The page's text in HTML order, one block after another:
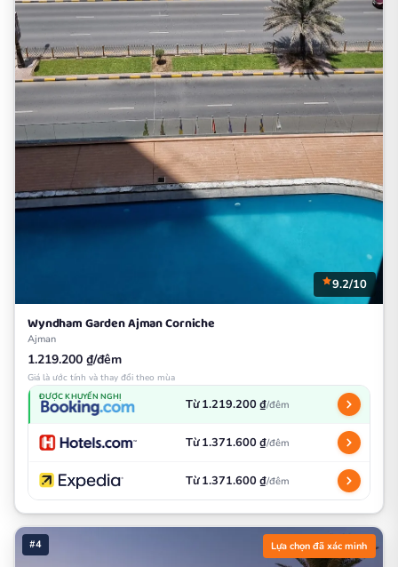
9.2/10
Wyndham Garden Ajman Corniche
Ajman
1.219.200 ₫/đêm
Giá là ước tính và thay đổi theo mùa
ĐƯỢC KHUYẾN NGHỊ Từ 1.219.200 ₫/đêm
Từ 1.371.600 ₫/đêm
Từ 1.371.600 ₫/đêm
#4 Lựa chọn đã xác minh